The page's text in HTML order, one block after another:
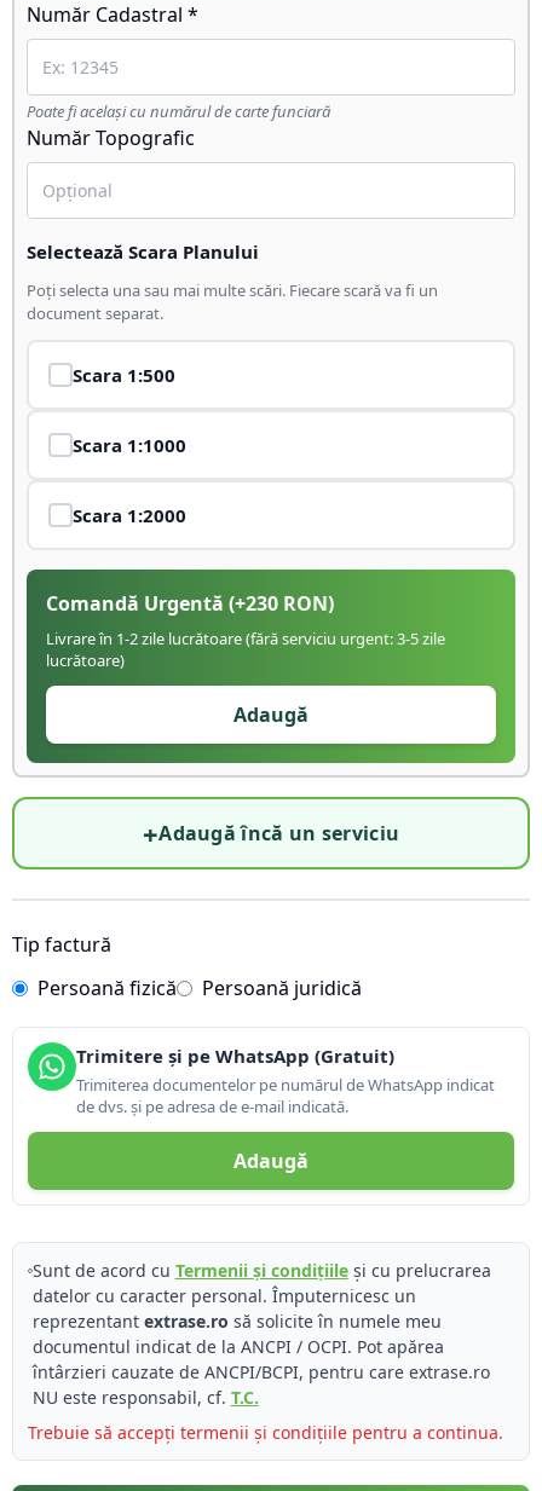
Număr Cadastral *
Poate fi același cu numărul de carte funciară
Număr Topografic
Selectează Scara Planului
Poți selecta una sau mai multe scări. Fiecare scară va fi un
document separat.
Scara 1:500
Scara 1:1000
Scara 1:2000
Comandă Urgentă (+230 RON)
Livrare în 1-2 zile lucrătoare (fără serviciu urgent: 3-5 zile
lucrătoare)
Adaugă
+Adaugă încă un serviciu
Tip factură
Persoană fizică
Persoană juridică
Trimitere și pe WhatsApp (Gratuit)
Trimiterea documentelor pe numărul de WhatsApp indicat
de dvs. și pe adresa de e-mail indicată.
Adaugă
Sunt de acord cu Termenii și condițiileși cu prelucrarea
datelor cu caracter personal. Împuternicesc un
reprezentant extrase.ro să solicite în numele meu
documentul indicat de la ANCPI / OCPI. Pot apărea
întârzieri cauzate de ANCPI/BCPI, pentru care extrase.ro
NU este responsabil, cf. T.C.
Trebuie să accepți termenii și condițiile pentru a continua.